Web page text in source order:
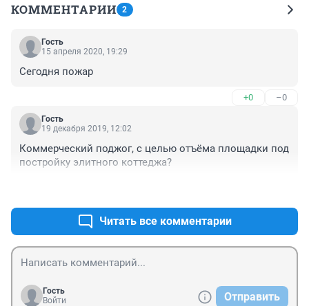
КОММЕНТАРИИ 2
Гость
15 апреля 2020, 19:29
Сегодня пожар
+0 –0
Гость
19 декабря 2019, 12:02
Коммерческий поджог, с целью отъёма площадки под
постройку элитного коттеджа?
Читать все комментарии
Гость
Войти
Отправить